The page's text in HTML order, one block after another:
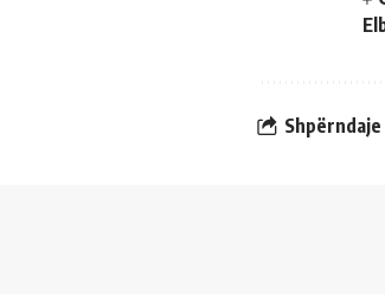
Shpërndaje